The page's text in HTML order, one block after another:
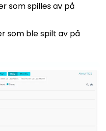
som spilles av på
som ble spilt av på